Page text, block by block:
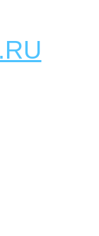
котлы,